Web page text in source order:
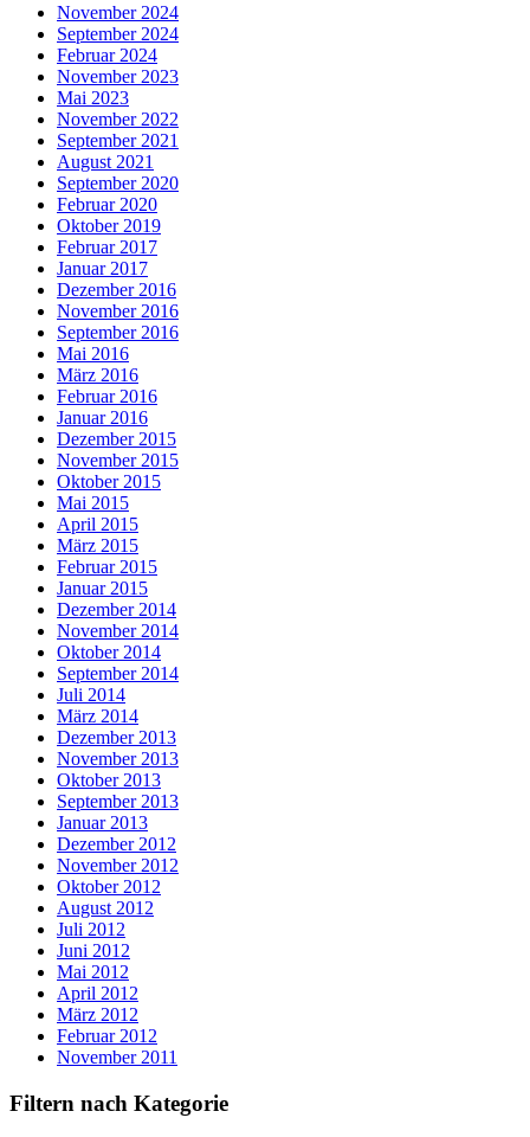
November 2024
September 2024
Februar 2024
November 2023
Mai 2023
November 2022
September 2021
August 2021
September 2020
Februar 2020
Oktober 2019
Februar 2017
Januar 2017
Dezember 2016
November 2016
September 2016
Mai 2016
März 2016
Februar 2016
Januar 2016
Dezember 2015
November 2015
Oktober 2015
Mai 2015
April 2015
März 2015
Februar 2015
Januar 2015
Dezember 2014
November 2014
Oktober 2014
September 2014
Juli 2014
März 2014
Dezember 2013
November 2013
Oktober 2013
September 2013
Januar 2013
Dezember 2012
November 2012
Oktober 2012
August 2012
Juli 2012
Juni 2012
Mai 2012
April 2012
März 2012
Februar 2012
November 2011
Filtern nach Kategorie